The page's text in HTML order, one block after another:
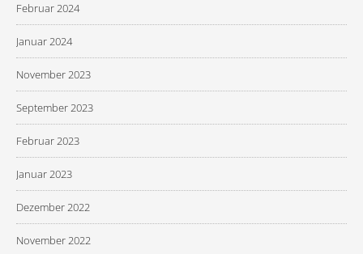
Februar 2024
Januar 2024
November 2023
September 2023
Februar 2023
Januar 2023
Dezember 2022
November 2022